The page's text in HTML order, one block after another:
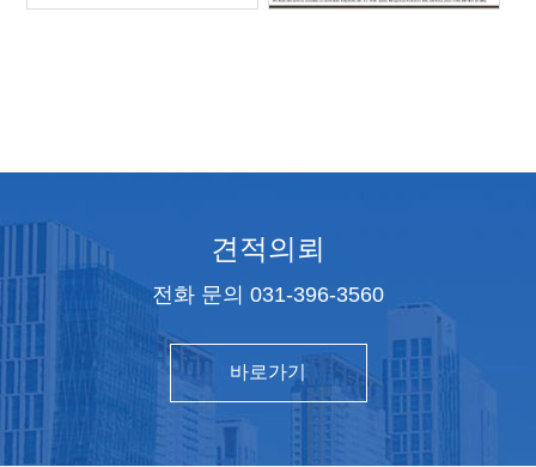
견적의뢰
전화 문의 031-396-3560
바로가기